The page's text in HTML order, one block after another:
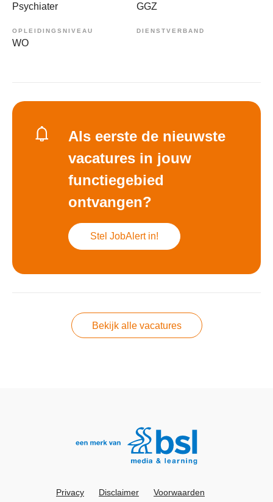
Psychiater GGZ
OPLEIDINGSNIVEAU
WO
DIENSTVERBAND
Als eerste de nieuwste
vacatures in jouw
functiegebied
ontvangen?
Stel JobAlert in!
Bekijk alle vacatures
Privacy Disclaimer Voorwaarden